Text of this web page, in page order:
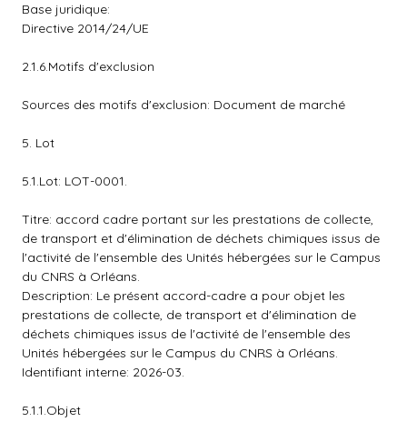
Base juridique:
Directive 2014/24/UE
2.1.6.Motifs d'exclusion
Sources des motifs d'exclusion: Document de marché
5. Lot
5.1.Lot: LOT-0001.
Titre: accord cadre portant sur les prestations de collecte,
de transport et d'élimination de déchets chimiques issus de
l'activité de l'ensemble des Unités hébergées sur le Campus
du CNRS à Orléans.
Description: Le présent accord-cadre a pour objet les
prestations de collecte, de transport et d'élimination de
déchets chimiques issus de l'activité de l'ensemble des
Unités hébergées sur le Campus du CNRS à Orléans.
Identifiant interne: 2026-03.
5.1.1.Objet